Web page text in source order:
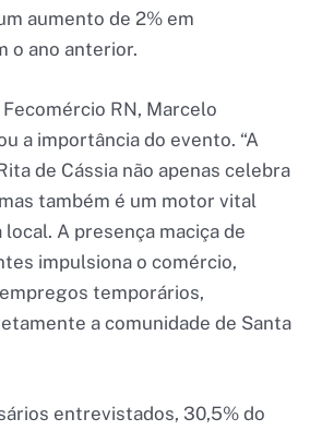
aumento de 2% em
o ano anterior.
RN, Marcelo
a importância do evento. “A
de Cássia não apenas celebra
também é um motor vital
local. A presença maciça de
impulsiona o comércio,
temporários,
a comunidade de Santa
entrevistados, 30,5% do